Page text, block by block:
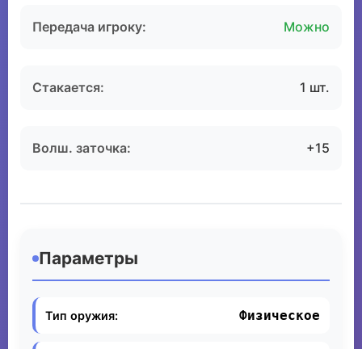
Передача игроку: Можно
Стакается: 1 шт.
Волш. заточка: +15
Параметры
Тип оружия: Физическое